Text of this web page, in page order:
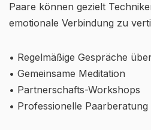
Paare können gezielt
emotionale Verbindung zu
• Regelmäßige Gespräche
• Gemeinsame Meditation
• Partnerschafts-Workshops
• Professionelle Paarberatung